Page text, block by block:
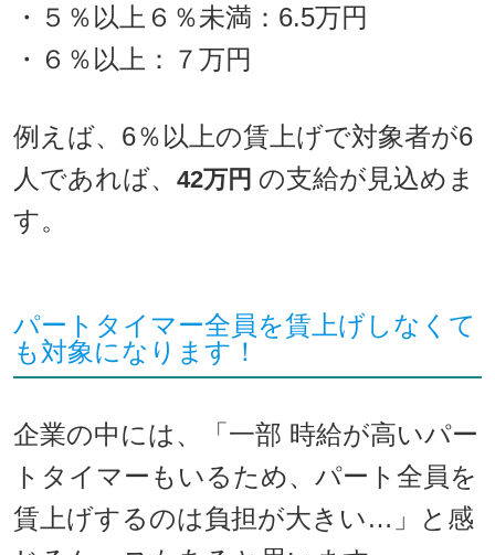
・５％以上６％未満：6.5万円
・６％以上：７万円
例えば、6％以上の賃上げで対象者が6
人であれば、42万円 の支給が見込めま
す。
パートタイマー全員を賃上げしなくて
も対象になります！
企業の中には、「一部 時給が高いパー
トタイマーもいるため、パート全員を
賃上げするのは負担が大きい…」と感